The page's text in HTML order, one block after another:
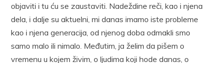
objaviti i tu ću se zaustaviti. Nadeždine reči, kao i njena
dela, i dalje su aktuelni, mi danas imamo iste probleme
kao i njena generacija, od njenog doba odmakli smo
samo malo ili nimalo. Međutim, ja želim da pišem o
vremenu u kojem živim, o ljudima koji hode danas, o